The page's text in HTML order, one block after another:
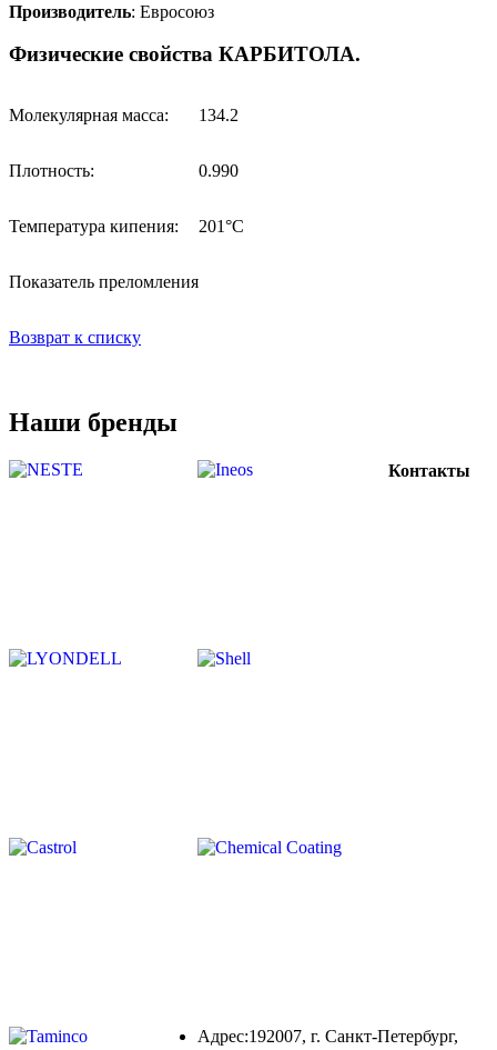
Производитель: Евросоюз
Физические свойства КАРБИТОЛА.
Молекулярная масса: 134.2
Плотность: 0.990
Температура кипения: 201°C
Показатель преломления
Возврат к списку
Наши бренды
Контакты
Адрес:192007, г. Санкт-Петербург,